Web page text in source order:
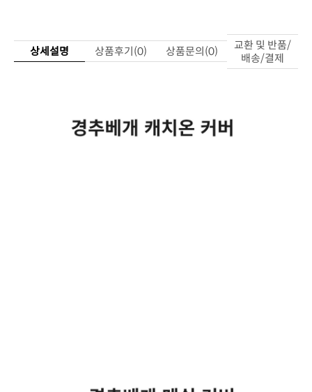
상세설명 상품후기(0) 상품문의(0)
배송/결제